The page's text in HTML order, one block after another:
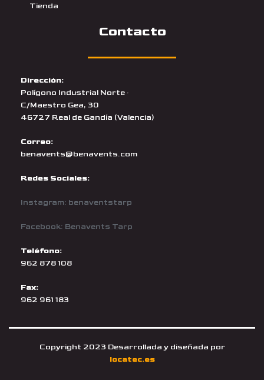
Tienda
Contacto
Dirección:
Polígono Industrial Norte ·
C/Maestro Gea, 30
46727 Real de Gandía (Valencia)
Correo:
benavents@benavents.com
Redes Sociales:
Instagram: benaventstarp
Facebook: Benavents Tarp
Teléfono:
962 878 108
Fax:
962 961 183
Copyright 2023 Desarrollada y diseñada por
locatec.es